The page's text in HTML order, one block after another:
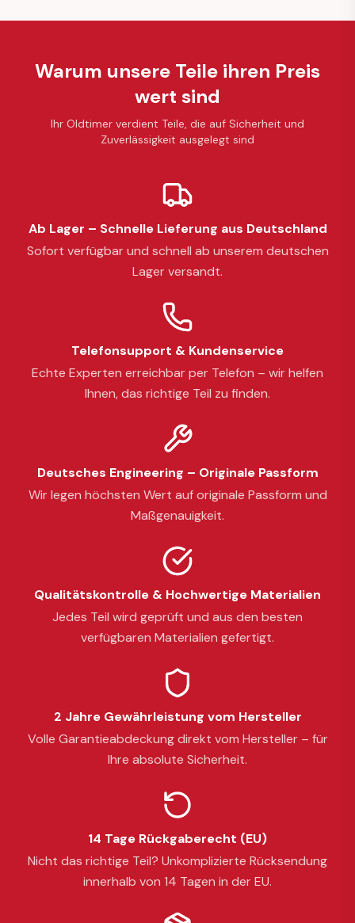
Warum unsere Teile ihren Preis
wert sind
Ihr Oldtimer verdient Teile, die auf Sicherheit und
Zuverlässigkeit ausgelegt sind
Ab Lager – Schnelle Lieferung aus Deutschland
Sofort verfügbar und schnell ab unserem deutschen
Lager versandt.
Telefonsupport & Kundenservice
Echte Experten erreichbar per Telefon – wir helfen
Ihnen, das richtige Teil zu finden.
Deutsches Engineering – Originale Passform
Wir legen höchsten Wert auf originale Passform und
Maßgenauigkeit.
Qualitätskontrolle & Hochwertige Materialien
Jedes Teil wird geprüft und aus den besten
verfügbaren Materialien gefertigt.
2 Jahre Gewährleistung vom Hersteller
Volle Garantieabdeckung direkt vom Hersteller – für
Ihre absolute Sicherheit.
14 Tage Rückgaberecht (EU)
Nicht das richtige Teil? Unkomplizierte Rücksendung
innerhalb von 14 Tagen in der EU.